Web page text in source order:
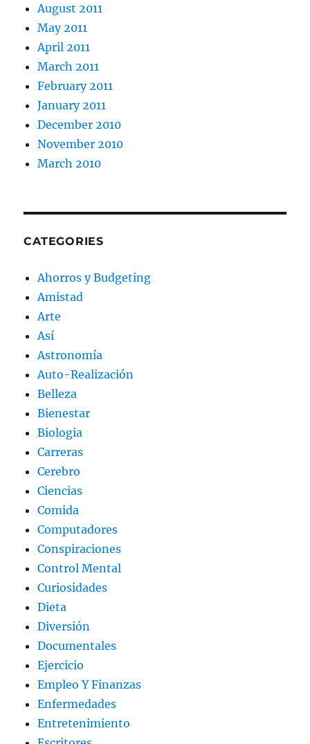
August 2011
May 2011
April 2011
March 2011
February 2011
January 2011
December 2010
November 2010
March 2010
CATEGORIES
Ahorros y Budgeting
Amistad
Arte
Así
Astronomía
Auto-Realización
Belleza
Bienestar
Biologia
Carreras
Cerebro
Ciencias
Comida
Computadores
Conspiraciones
Control Mental
Curiosidades
Dieta
Diversión
Documentales
Ejercicio
Empleo Y Finanzas
Enfermedades
Entretenimiento